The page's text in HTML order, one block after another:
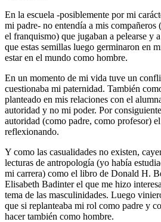
En la escuela -posiblemente por mi
mi padre- no entendía a mis compañeros
el franquismo) que jugaban a pelearse y
que estas semillas luego germinaron en
estar en el mundo como hombre.
En un momento de mi vida tuve un
cuestionaba mi paternidad. También
planteado en mis relaciones con el
autoridad y no mi poder. Por
autoridad (como padre, como profesor)
reflexionando.
Y como las casualidades no existen,
lecturas de antropología (yo había
mi carrera) como el libro de Donald H.
Elisabeth Badinter el que me hizo
tema de las masculinidades. Luego
que si replanteaba mi rol como padre y
hacer también como hombre.